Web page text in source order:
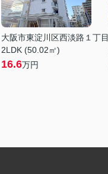
大阪市東淀川区西淡路１丁目
2LDK (50.02㎡)
16.6万円